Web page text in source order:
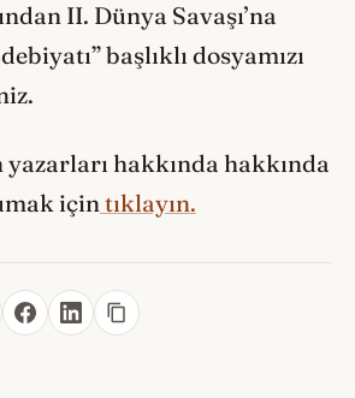
II. Dünya Savaşı’na
başlıklı dosyamızı
hakkında hakkında
için tıklayın.